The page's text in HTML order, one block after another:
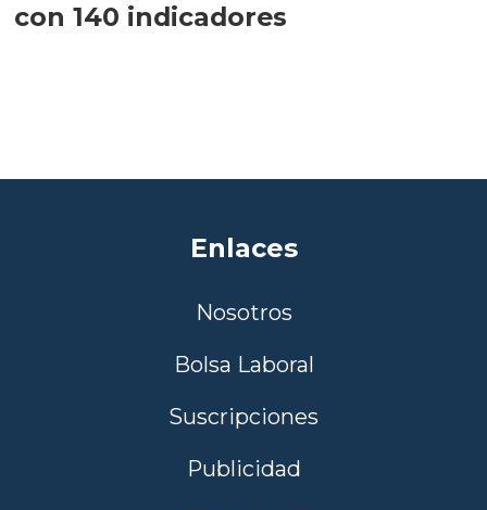
con 140 indicadores
Enlaces
Nosotros
Bolsa Laboral
Suscripciones
Publicidad